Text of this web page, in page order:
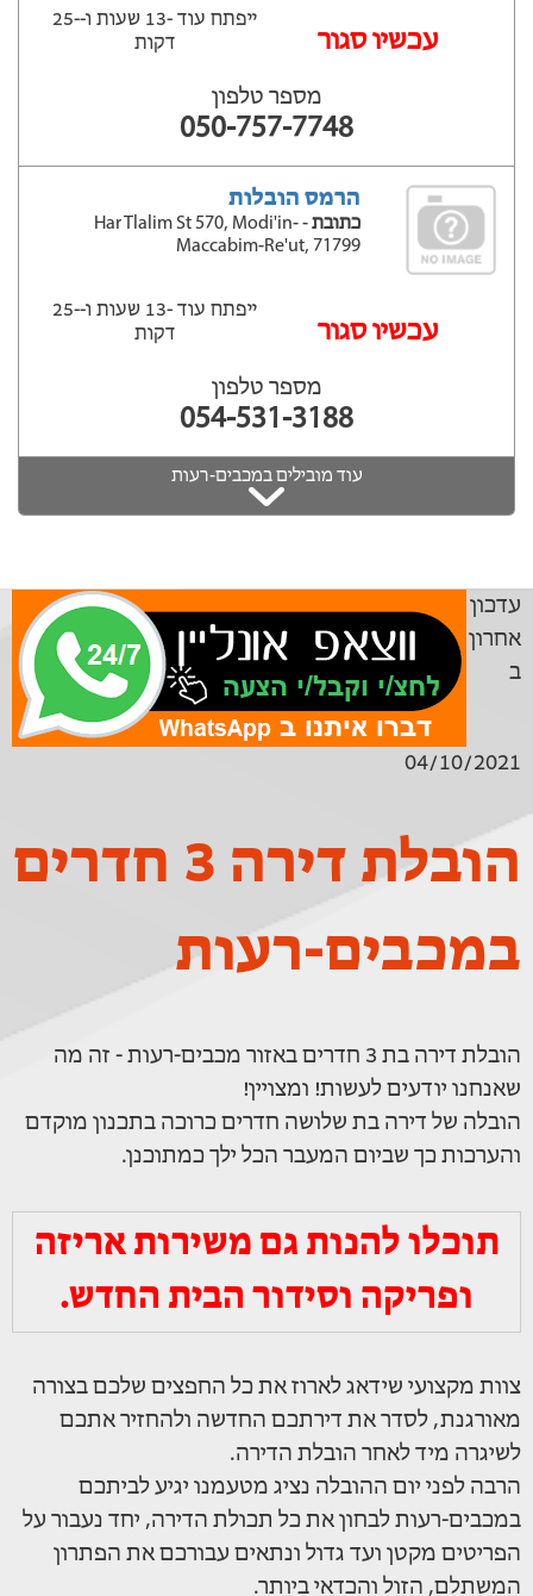
‫עכשיו סגור
ייפתח עוד -13 שעות ‫ו--25
דקות
מספר טלפון
050-757-7748
הרמס הובלות
כתובת
- Har Tlalim St 570, Modi'in-
Maccabim-Re'ut, 71799
‫עכשיו סגור
ייפתח עוד -13 שעות ‫ו--25
דקות
מספר טלפון
054-531-3188
עוד מובילים במכבים-רעות
עדכון
אחרון
ב
04/10/2021
הובלת דירה 3 חדרים
במכבים-רעות
הובלת דירה בת 3 חדרים באזור מכבים-רעות - זה מה
שאנחנו יודעים לעשות! ומצויין!
הובלה של דירה בת שלושה חדרים כרוכה בתכנון מוקדם
והערכות כך שביום המעבר הכל ילך כמתוכנן.
תוכלו להנות גם משירות אריזה
ופריקה וסידור הבית החדש.
צוות מקצועי שידאג לארוז את כל החפצים שלכם בצורה
מאורגנת, לסדר את דירתכם החדשה ולהחזיר אתכם
לשיגרה מיד לאחר הובלת הדירה.
הרבה לפני יום ההובלה נציג מטעמנו יגיע לביתכם
במכבים-רעות לבחון את כל תכולת הדירה, יחד נעבור על
הפריטים מקטן ועד גדול ונתאים עבורכם את הפתרון
המשתלם, הזול והכדאי ביותר.